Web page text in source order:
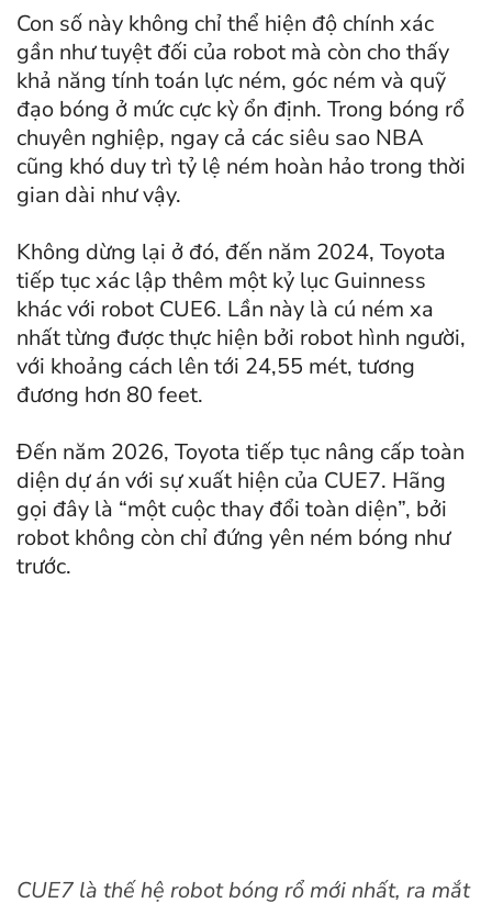
Con số này không chỉ thể hiện độ chính xác
gần như tuyệt đối của robot mà còn cho thấy
khả năng tính toán lực ném, góc ném và quỹ
đạo bóng ở mức cực kỳ ổn định. Trong bóng rổ
chuyên nghiệp, ngay cả các siêu sao NBA
cũng khó duy trì tỷ lệ ném hoàn hảo trong thời
gian dài như vậy.
Không dừng lại ở đó, đến năm 2024, Toyota
tiếp tục xác lập thêm một kỷ lục Guinness
khác với robot CUE6. Lần này là cú ném xa
nhất từng được thực hiện bởi robot hình người,
với khoảng cách lên tới 24,55 mét, tương
đương hơn 80 feet.
Đến năm 2026, Toyota tiếp tục nâng cấp toàn
diện dự án với sự xuất hiện của CUE7. Hãng
gọi đây là “một cuộc thay đổi toàn diện”, bởi
robot không còn chỉ đứng yên ném bóng như
trước.
CUE7 là thế hệ robot bóng rổ mới nhất, ra mắt